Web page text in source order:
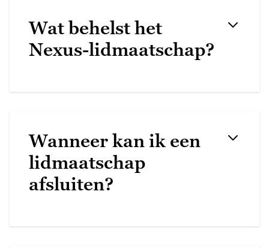
Wat behelst het
Nexus-lidmaatschap?
Wanneer kan ik een
lidmaatschap
afsluiten?